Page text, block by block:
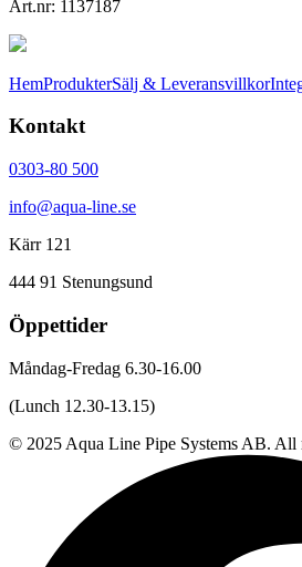
Art.nr: 1137187
HemProdukterSälj & Leveransvillkor
Kontakt
0303-80 500
info@aqua-line.se
Kärr 121
444 91 Stenungsund
Öppettider
Måndag-Fredag 6.30-16.00
(Lunch 12.30-13.15)
© 2025 Aqua Line Pipe Systems AB. All